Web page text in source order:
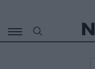
περιεχόμενο